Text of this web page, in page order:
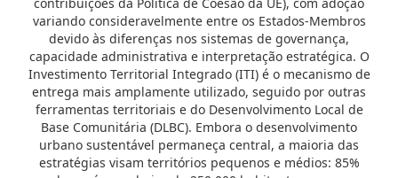
variando consideravelmente entre os Estados-Membros
devido às diferenças nos sistemas de governança,
capacidade administrativa e interpretação estratégica. O
Investimento Territorial Integrado (ITI) é o mecanismo de
entrega mais amplamente utilizado, seguido por outras
ferramentas territoriais e do Desenvolvimento Local de
Base Comunitária (DLBC). Embora o desenvolvimento
urbano sustentável permaneça central, a maioria das
estratégias visam territórios pequenos e médios: 85%